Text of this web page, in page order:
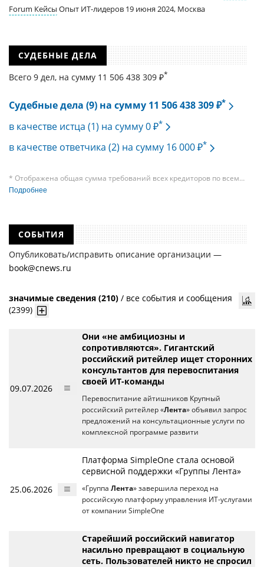
Forum Кейсы Опыт ИТ-лидеров 19 июня 2024, Москва
СУДЕБНЫЕ ДЕЛА
Всего 9 дел, на cумму 11 506 438 309 ₽*
Судебные дела (9) на сумму 11 506 438 309 ₽*
в качестве истца (1) на сумму 0 ₽*
в качестве ответчика (2) на сумму 16 000 ₽*
* Отображена общая сумма требований всех кредиторов по всем
судебным делам, в рамках которых компания подавала требования
в одном таком деле может быть несколько десятков, а размеры сумм
требований одних могут быть больше или меньше размеров
Подробнее
СОБЫТИЯ
Опубликовать/исправить описание организации —
book@cnews.ru
значимые сведения (210) / все события и сообщения
(2399)
09.07.2026
Они «не амбициозны и
сопротивляются». Гигантский
российский ритейлер ищет сторонних
консультантов для перевоспитания
своей ИТ-команды
Перевоспитание айтишников Крупный
российский ритейлер «Лента» объявил запрос
предложений на консультационные услуги по
комплексной программе развити
25.06.2026
Платформа SimpleOne стала основой
сервисной поддержки «Группы Лента»
«Группа Лента» завершила переход на
российскую платформу управления ИТ-услугами
от компании SimpleOne
Старейший российский навигатор
насильно превращают в социальную
сеть. Пользователей никто не спросил